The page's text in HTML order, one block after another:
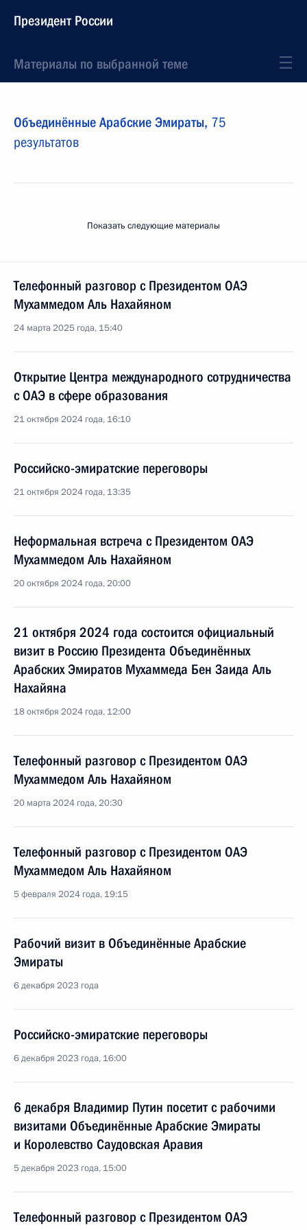
Президент России
Материалы по выбранной теме
Объединённые Арабские Эмираты, 75
результатов
Показать следующие материалы
Телефонный разговор с Президентом ОАЭ
Мухаммедом Аль Нахайяном
24 марта 2025 года, 15:40
Открытие Центра международного сотрудничества
с ОАЭ в сфере образования
21 октября 2024 года, 16:10
Российско-эмиратские переговоры
21 октября 2024 года, 13:35
Неформальная встреча с Президентом ОАЭ
Мухаммедом Аль Нахайяном
20 октября 2024 года, 20:00
21 октября 2024 года состоится официальный
визит в Россию Президента Объединённых
Арабских Эмиратов Мухаммеда Бен Заида Аль
Нахайяна
18 октября 2024 года, 12:00
Телефонный разговор с Президентом ОАЭ
Мухаммедом Аль Нахайяном
20 марта 2024 года, 20:30
Телефонный разговор с Президентом ОАЭ
Мухаммедом Аль Нахайяном
5 февраля 2024 года, 19:15
Рабочий визит в Объединённые Арабские
Эмираты
6 декабря 2023 года
Российско-эмиратские переговоры
6 декабря 2023 года, 16:00
6 декабря Владимир Путин посетит с рабочими
визитами Объединённые Арабские Эмираты
и Королевство Саудовская Аравия
5 декабря 2023 года, 15:00
Телефонный разговор с Президентом ОАЭ